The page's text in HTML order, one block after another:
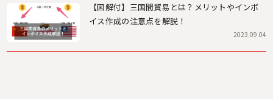
【図解付】三国間貿易とは？メリットやインボ
イス作成の注意点を解説！
2023.09.04